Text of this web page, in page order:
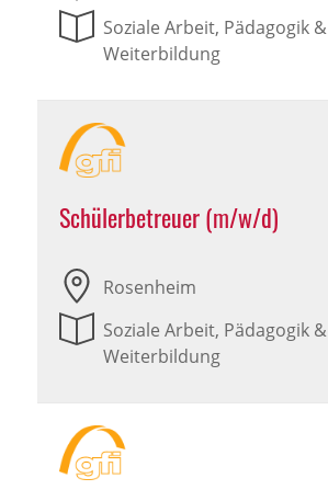
Soziale Arbeit, Pädagogik &
Weiterbildung
Schülerbetreuer (m/w/d)
Rosenheim
Soziale Arbeit, Pädagogik &
Weiterbildung